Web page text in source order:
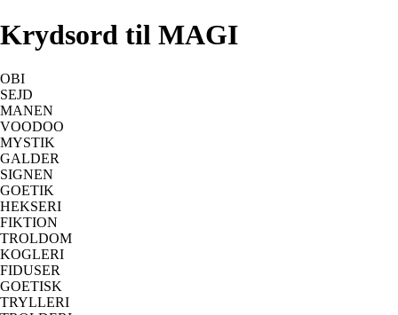
Krydsord til MAGI
OBI
SEJD
MANEN
VOODOO
MYSTIK
GALDER
SIGNEN
GOETIK
HEKSERI
FIKTION
TROLDOM
KOGLERI
FIDUSER
GOETISK
TRYLLERI